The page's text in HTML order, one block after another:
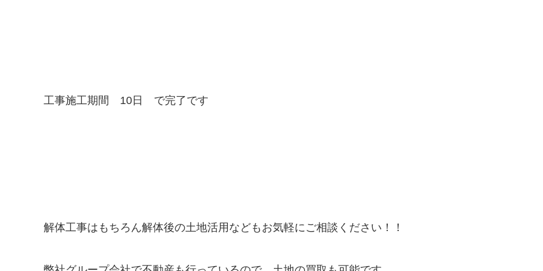
工事施工期間 10日 で完了です
解体工事はもちろん解体後の土地活用などもお気軽にご相談ください！！